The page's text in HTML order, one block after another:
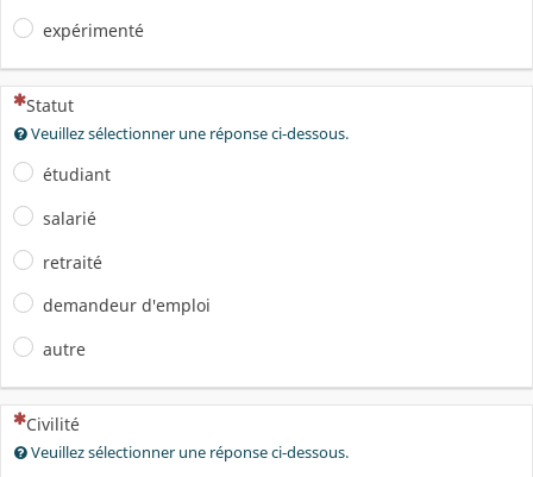
expérimenté
(Cette question est obligatoire)
Statut
Veuillez sélectionner une réponse ci-dessous.
étudiant
salarié
retraité
demandeur d'emploi
autre
(Cette question est obligatoire)
Civilité
Veuillez sélectionner une réponse ci-dessous.